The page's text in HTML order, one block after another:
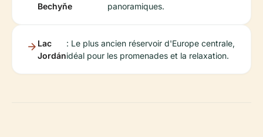
Bechyňe
panoramiques.
Lac
Jordán
: Le plus ancien réservoir d'Europe centrale,
idéal pour les promenades et la relaxation.